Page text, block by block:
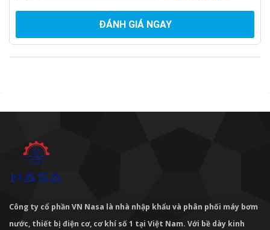
ĐÁNH GIÁ NGAY
Công ty cổ phần VN Nasa là nhà nhập khẩu và phân phối máy bơm
nước, thiết bị điện cơ, cơ khí số 1 tại Việt Nam. Với bề dày kinh